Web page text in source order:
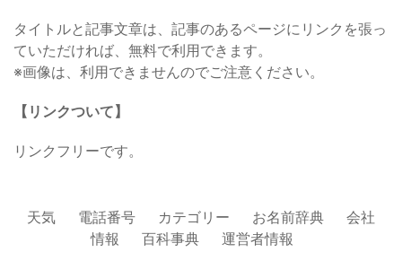
タイトルと記事文章は、記事のあるページにリンクを張っ
ていただければ、無料で利用できます。
※画像は、利用できませんのでご注意ください。
【リンクついて】
リンクフリーです。
天気 電話番号 カテゴリー お名前辞典
会社
情報
百科事典 運営者情報